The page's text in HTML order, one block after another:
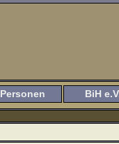
Personen BiH